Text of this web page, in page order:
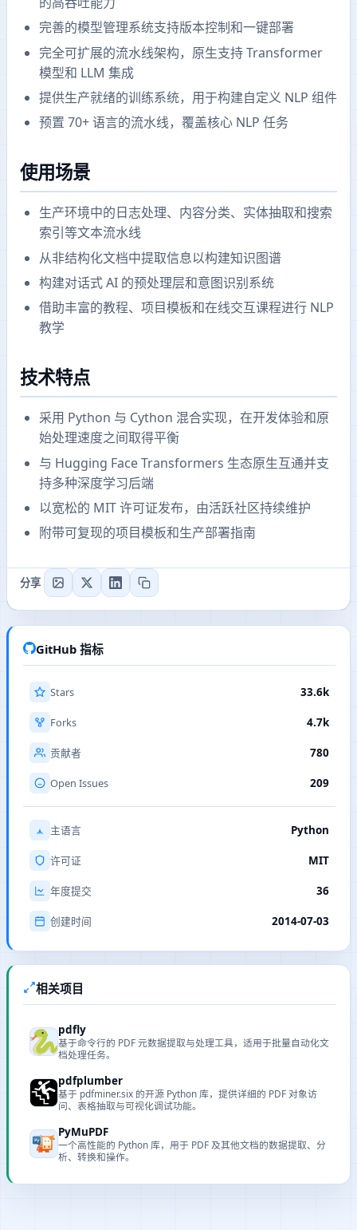
完善的模型管理系统支持版本控制和一键部署
完全可扩展的流水线架构，原生支持 Transformer
模型和 LLM 集成
提供生产就绪的训练系统，用于构建自定义 NLP 组件
预置 70+ 语言的流水线，覆盖核心 NLP 任务
使用场景
生产环境中的日志处理、内容分类、实体抽取和搜索
索引等文本流水线
从非结构化文档中提取信息以构建知识图谱
构建对话式 AI 的预处理层和意图识别系统
借助丰富的教程、项目模板和在线交互课程进行 NLP
教学
技术特点
采用 Python 与 Cython 混合实现，在开发体验和原
始处理速度之间取得平衡
与 Hugging Face Transformers 生态原生互通并支
持多种深度学习后端
以宽松的 MIT 许可证发布，由活跃社区持续维护
附带可复现的项目模板和生产部署指南
分享
GitHub 指标
Stars 33.6k
Forks 4.7k
贡献者 780
Open Issues 209
主语言 Python
许可证 MIT
年度提交 36
创建时间 2014-07-03
相关项目
pdfly
基于命令行的 PDF 元数据提取与处理工具，适用于批量自动化文
档处理任务。
pdfplumber
基于 pdfminer.six 的开源 Python 库，提供详细的 PDF 对象访
问、表格抽取与可视化调试功能。
PyMuPDF
一个高性能的 Python 库，用于 PDF 及其他文档的数据提取、分
析、转换和操作。